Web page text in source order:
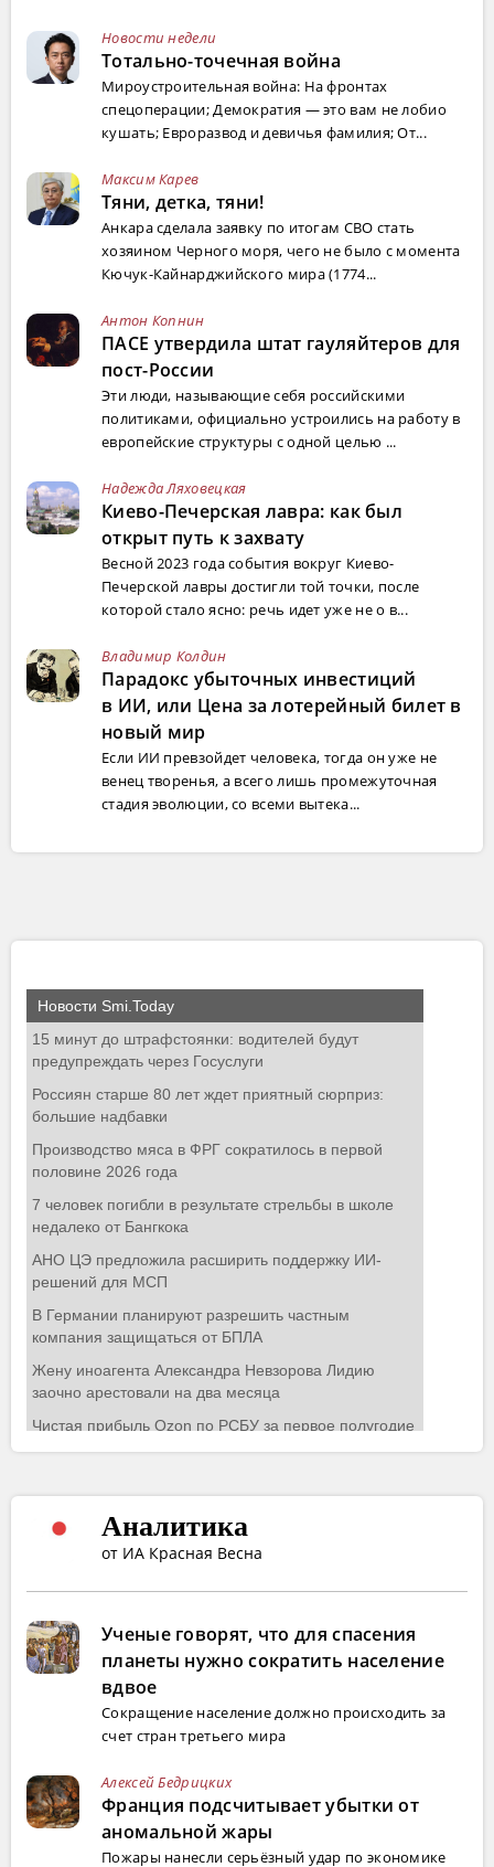
Новости недели
Тотально-точечная война
Мироустроительная война: На фронтах
спецоперации; Демократия — это вам не лобио
кушать; Евроразвод и девичья фамилия; От...
Максим Карев
Тяни, детка, тяни!
Анкара сделала заявку по итогам СВО стать
хозяином Черного моря, чего не было с момента
Кючук-Кайнарджийского мира (1774...
Антон Копнин
ПАСЕ утвердила штат гауляйтеров для
пост-России
Эти люди, называющие себя российскими
политиками, официально устроились на работу в
европейские структуры с одной целью ...
Надежда Ляховецкая
Киево-Печерская лавра: как был
открыт путь к захвату
Весной 2023 года события вокруг Киево-
Печерской лавры достигли той точки, после
которой стало ясно: речь идет уже не о в...
Владимир Колдин
Парадокс убыточных инвестиций
в ИИ, или Цена за лотерейный билет в
новый мир
Если ИИ превзойдет человека, тогда он уже не
венец творенья, а всего лишь промежуточная
стадия эволюции, со всеми вытека...
Аналитика
от ИА Красная Весна
Ученые говорят, что для спасения
планеты нужно сократить население
вдвое
Сокращение население должно происходить за
счет стран третьего мира
Алексей Бедрицких
Франция подсчитывает убытки от
аномальной жары
Пожары нанесли серьёзный удар по экономике